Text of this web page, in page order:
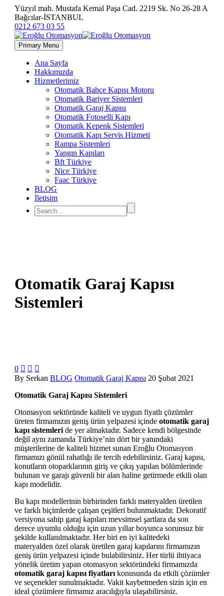
Yüzyıl mah. Mustafa Kemal Paşa Cad. 2219 Sk. No 26-28 A
Bağcılar-İSTANBUL
0212 673 03 55
Primary Menu
Ana Sayfa
Hakkımızda
Hizmetlerimiz
Otomatik Bahçe Kapısı Motoru
Otomatik Bariyer Sistemleri
Otomatik Garaj Kapısı
Otomatik Fotoselli Kapı
Otomatik Kepenk Sistemleri
Otomatik Kapı Servis Hizmeti
Rampa Sistemleri
Yangın Kapıları
Bft Türkiye
Nice Türkiye
Faac Türkiye
BLOG
İletişim
Otomatik Garaj Kapısı
Sistemleri
0   
By Serkan BLOG Otomatik Garaj Kapısı 20 Şubat 2021
Otomatik Garaj Kapısı Sistemleri
Otomasyon sektöründe kaliteli ve uygun fiyatlı çözümler
üreten firmamızın geniş ürün yelpazesi içinde otomatik garaj
kapı sistemleri de yer almaktadır. Sadece kendi bölgesinde
değil aynı zamanda Türkiye’nin dört bir yanındaki
müşterilerine de kaliteli hizmet sunan Eroğlu Otomasyon
firmamızı gönül rahatlığı ile tercih edebilirsiniz. Garaj kapısı,
konutların otoparklarının giriş ve çıkış yapılan bölümlerinde
bulunan ve garajı güvenli bir alan haline getirmede etkili olan
kapı modelidir.
Bu kapı modellerinin birbirinden farklı materyalden üretilen
ve farklı biçimlerde çalışan çeşitleri bulunmaktadır. Dekoratif
versiyona sahip garaj kapıları mevsimsel şartlara da son
derece uyumlu olduğu için uzun yıllar boyunca sorunsuz bir
şekilde kullanılmaktadır. Her biri en iyi kalitedeki
materyalden özel olarak üretilen garaj kapılarını firmamızın
geniş ürün yelpazesi içinde bulabilirsiniz. Her türlü ihtiyaca
yönelik üretim yapan otomasyon sektöründeki firmamızda
otomatik garaj kapısı fiyatları konusunda da etkili çözümler
ve seçenekler sunulmaktadır. Vakit kaybetmeden sizin için en
ideal çözümlere firmamız aracılığıyla ulaşabilirsiniz.